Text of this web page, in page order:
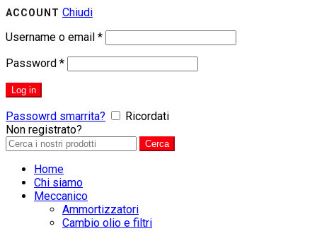
ACCOUNT Chiudi
Username o email *
Password *
Log in
Passowrd smarrita?
Ricordati
Non registrato?
Search
for:
Cerca
Home
Chi siamo
Meccanico
Ammortizzatori
Cambio olio e filtri